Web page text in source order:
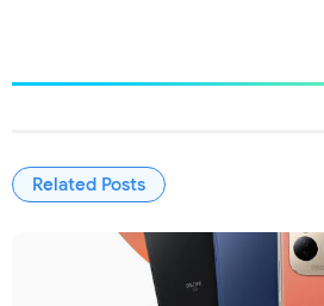
Related Posts